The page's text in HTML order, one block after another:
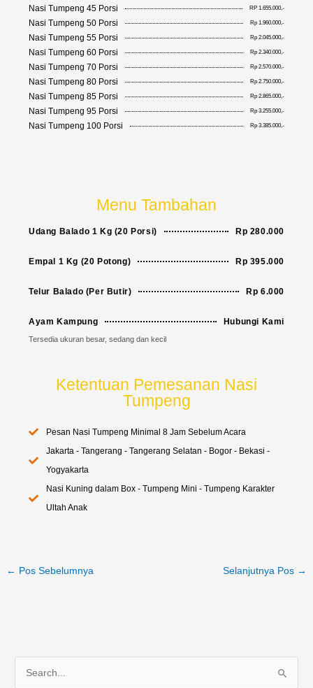
Nasi Tumpeng 45 Porsi RP 1.655.000,-
Nasi Tumpeng 50 Porsi Rp 1.960.000,-
Nasi Tumpeng 55 Porsi Rp 2.045.000,-
Nasi Tumpeng 60 Porsi Rp 2.340.000,-
Nasi Tumpeng 70 Porsi Rp 2.570.000,-
Nasi Tumpeng 80 Porsi Rp 2.750.000,-
Nasi Tumpeng 85 Porsi Rp 2.865.000,-
Nasi Tumpeng 95 Porsi Rp 3.255.000,-
Nasi Tumpeng 100 Porsi Rp 3.385.000,-
Menu Tambahan
Udang Balado 1 Kg (20 Porsi) Rp 280.000
Empal 1 Kg (20 Potong) Rp 395.000
Telur Balado (Per Butir) Rp 6.000
Ayam Kampung Hubungi Kami
Tersedia ukuran besar, sedang dan kecil
Ketentuan Pemesanan Nasi
Tumpeng
Pesan Nasi Tumpeng Minimal 8 Jam Sebelum Acara
Jakarta - Tangerang - Tangerang Selatan - Bogor - Bekasi -
Yogyakarta
Nasi Kuning dalam Box - Tumpeng Mini - Tumpeng Karakter
Ultah Anak
← Pos Sebelumnya Selanjutnya Pos →